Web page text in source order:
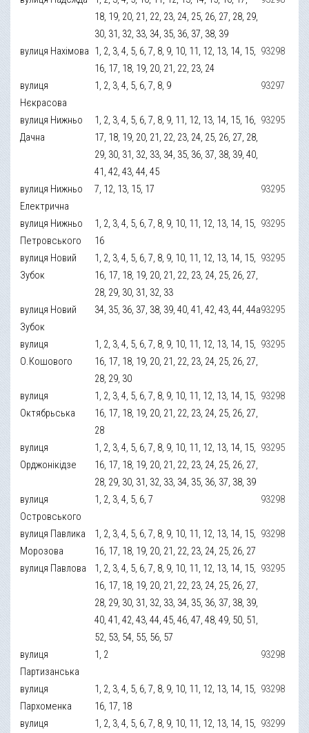
18, 19, 20, 21, 22, 23, 24, 25, 26, 27, 28, 29,
30, 31, 32, 33, 34, 35, 36, 37, 38, 39
вулиця Нахімова 1, 2, 3, 4, 5, 6, 7, 8, 9, 10, 11, 12, 13, 14, 15,
16, 17, 18, 19, 20, 21, 22, 23, 24
93298
вулиця
Нєкрасова
1, 2, 3, 4, 5, 6, 7, 8, 9 93297
вулиця Нижньо
Дачна
1, 2, 3, 4, 5, 6, 7, 8, 9, 11, 12, 13, 14, 15, 16,
17, 18, 19, 20, 21, 22, 23, 24, 25, 26, 27, 28,
29, 30, 31, 32, 33, 34, 35, 36, 37, 38, 39, 40,
41, 42, 43, 44, 45
93295
вулиця Нижньо
Електрична
7, 12, 13, 15, 17 93295
вулиця Нижньо
Петровського
1, 2, 3, 4, 5, 6, 7, 8, 9, 10, 11, 12, 13, 14, 15,
16
93295
вулиця Новий
Зубок
1, 2, 3, 4, 5, 6, 7, 8, 9, 10, 11, 12, 13, 14, 15,
16, 17, 18, 19, 20, 21, 22, 23, 24, 25, 26, 27,
28, 29, 30, 31, 32, 33
93295
вулиця Новий
Зубок
34, 35, 36, 37, 38, 39, 40, 41, 42, 43, 44, 44а93295
вулиця
О.Кошового
1, 2, 3, 4, 5, 6, 7, 8, 9, 10, 11, 12, 13, 14, 15,
16, 17, 18, 19, 20, 21, 22, 23, 24, 25, 26, 27,
28, 29, 30
93295
вулиця
Октябрьська
1, 2, 3, 4, 5, 6, 7, 8, 9, 10, 11, 12, 13, 14, 15,
16, 17, 18, 19, 20, 21, 22, 23, 24, 25, 26, 27,
28
93298
вулиця
Орджонікідзе
1, 2, 3, 4, 5, 6, 7, 8, 9, 10, 11, 12, 13, 14, 15,
16, 17, 18, 19, 20, 21, 22, 23, 24, 25, 26, 27,
28, 29, 30, 31, 32, 33, 34, 35, 36, 37, 38, 39
93295
вулиця
Островського
1, 2, 3, 4, 5, 6, 7 93298
вулиця Павлика
Морозова
1, 2, 3, 4, 5, 6, 7, 8, 9, 10, 11, 12, 13, 14, 15,
16, 17, 18, 19, 20, 21, 22, 23, 24, 25, 26, 27
93298
вулиця Павлова
1, 2, 3, 4, 5, 6, 7, 8, 9, 10, 11, 12, 13, 14, 15,
16, 17, 18, 19, 20, 21, 22, 23, 24, 25, 26, 27,
28, 29, 30, 31, 32, 33, 34, 35, 36, 37, 38, 39,
40, 41, 42, 43, 44, 45, 46, 47, 48, 49, 50, 51,
52, 53, 54, 55, 56, 57
93295
вулиця
Партизанська
1, 2 93298
вулиця
Пархоменка
1, 2, 3, 4, 5, 6, 7, 8, 9, 10, 11, 12, 13, 14, 15,
16, 17, 18
93298
вулиця
1, 2, 3, 4, 5, 6, 7, 8, 9, 10, 11, 12, 13, 14, 15, 93299